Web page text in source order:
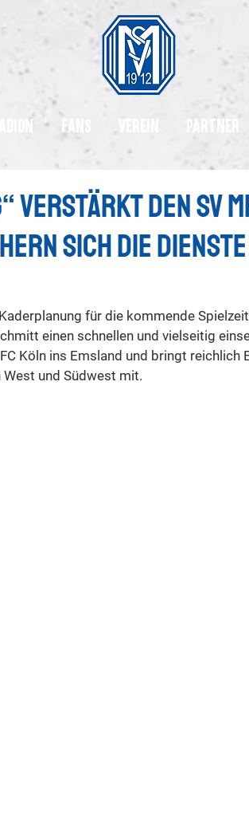
Fans Verein Partner
verstärkt den SV
sich die
für die kommende
einen schnellen und vielseitig
Köln ins Emsland und bringt reichlich
und Südwest mit.